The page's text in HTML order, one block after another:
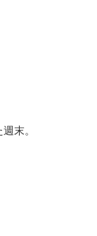
末。